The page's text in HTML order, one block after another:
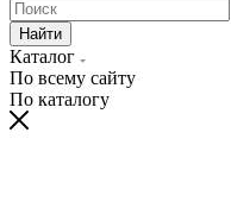
Найти
Каталог
По всему сайту
По каталогу